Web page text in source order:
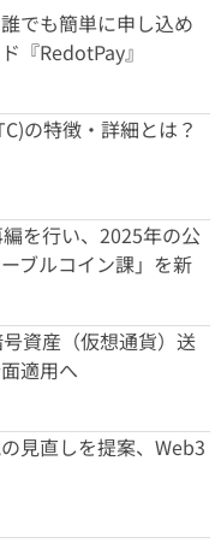
でも簡単に申し込め
『RedotPay』
の特徴・詳細とは？
を行い、2025年の公
ブルコイン課」を新
資産（仮想通貨）送
適用へ
見直しを提案、Web3